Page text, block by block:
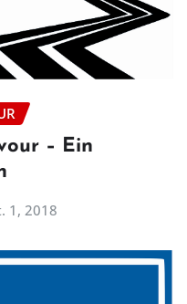
– Ein
1, 2018